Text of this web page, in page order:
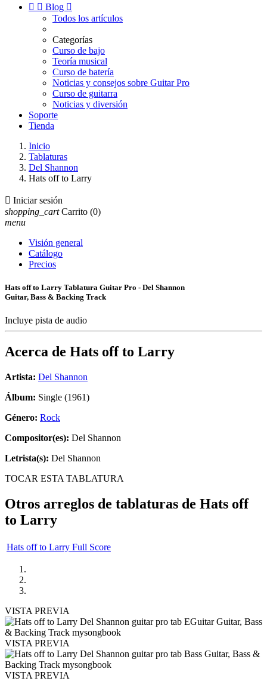
  Blog 
Todos los artículos
Categorías
Curso de bajo
Teoría musical
Curso de batería
Noticias y consejos sobre Guitar Pro
Curso de guitarra
Noticias y diversión
Soporte
Tienda
Inicio
Tablaturas
Del Shannon
Hats off to Larry
 Iniciar sesión
shopping_cart Carrito (0)
menu
Visión general
Catálogo
Precios
Hats off to Larry Tablatura Guitar Pro - Del Shannon
Guitar, Bass & Backing Track
Incluye pista de audio
Acerca de Hats off to Larry
Artista: Del Shannon
Álbum: Single (1961)
Género: Rock
Compositor(es): Del Shannon
Letrista(s): Del Shannon
TOCAR ESTA TABLATURA
Otros arreglos de tablaturas de Hats off
to Larry
Hats off to Larry Full Score
VISTA PREVIA
VISTA PREVIA
VISTA PREVIA